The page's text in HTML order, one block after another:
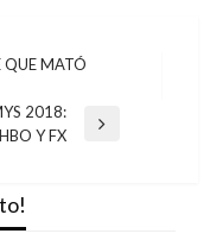
QUE MATÓ
2018:
HBO Y FX